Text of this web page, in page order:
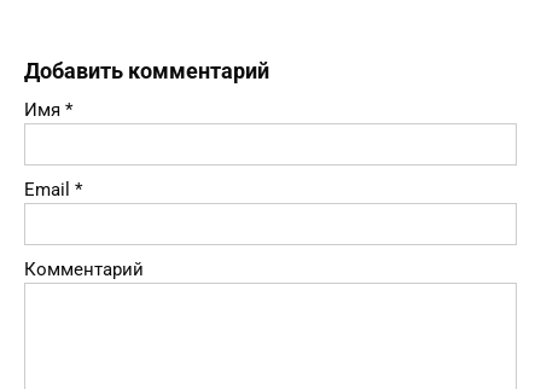
Добавить комментарий
Имя *
Email *
Комментарий